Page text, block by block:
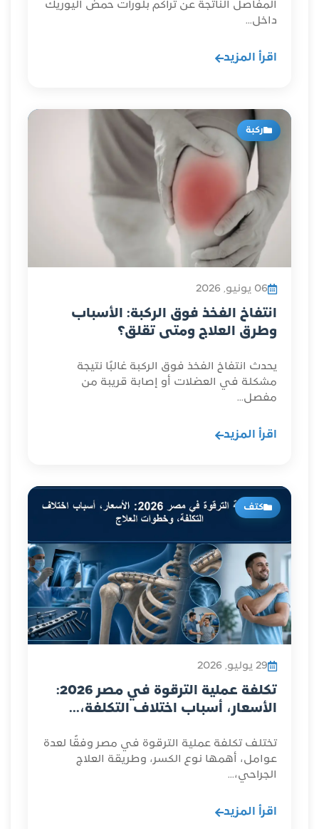
المفاصل الناتجة عن تراكم بلورات حمض اليوريك
داخل...
اقرأ المزيد
ركبة
06 يونيو, 2026
انتفاخ الفخذ فوق الركبة: الأسباب
وطرق العلاج ومتى تقلق؟
يحدث انتفاخ الفخذ فوق الركبة غالبًا نتيجة
مشكلة في العضلات أو إصابة قريبة من
مفصل...
اقرأ المزيد
كتف
29 يوليو, 2026
تكلفة عملية الترقوة في مصر 2026:
الأسعار، أسباب اختلاف التكلفة،...
تختلف تكلفة عملية الترقوة في مصر وفقًا لعدة
عوامل، أهمها نوع الكسر، وطريقة العلاج
الجراحي،...
اقرأ المزيد